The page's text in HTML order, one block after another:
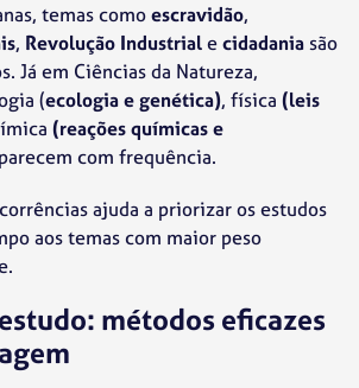
temas comoescravidão,
, Revolução Industrialecidadaniasão
Já em Ciências da Natureza,
(ecologia e genética), física (leis
(reações químicas e
com frequência.
ajuda a priorizar os estudos
aos temas com maior peso
métodos eficazes